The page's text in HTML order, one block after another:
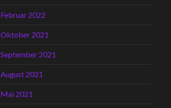
Februar 2022
Oktober 2021
September 2021
August 2021
Mai 2021